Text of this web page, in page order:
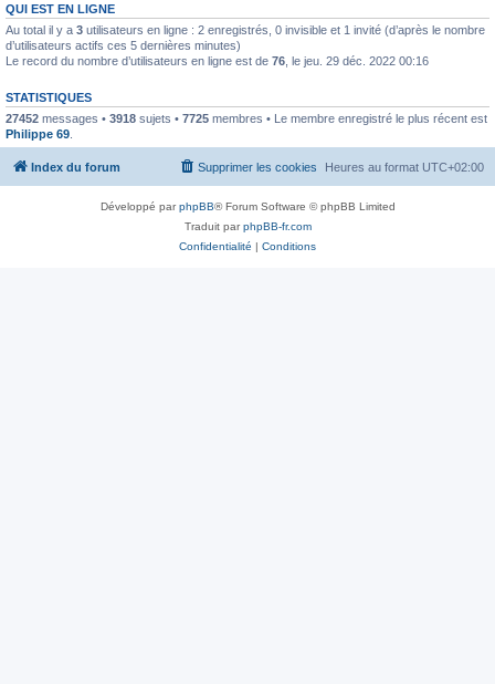
QUI EST EN LIGNE
Au total il y a 3 utilisateurs en ligne : 2 enregistrés, 0 invisible et 1 invité (d’après le nombre
d’utilisateurs actifs ces 5 dernières minutes)
Le record du nombre d’utilisateurs en ligne est de 76 , le jeu. 29 déc. 2022 00:16
STATISTIQUES
27452 messages • 3918 sujets • 7725 membres • Le membre enregistré le plus récent est
Philippe 69
Index du forum Heures au format UTC+02:00
Supprimer les cookies
Développé parphpBB® Forum Software © phpBB Limited
Traduit parphpBB-fr.com
Confidentialité | Conditions